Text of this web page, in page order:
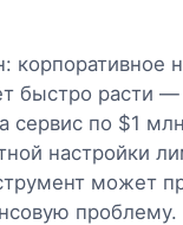
корпоративное
быстро расти —
сервис по $1
настройки
может
проблему.